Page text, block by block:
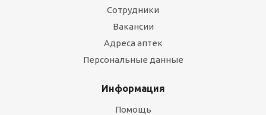
Сотрудники
Вакансии
Адреса аптек
Персональные данные
Информация
Помощь